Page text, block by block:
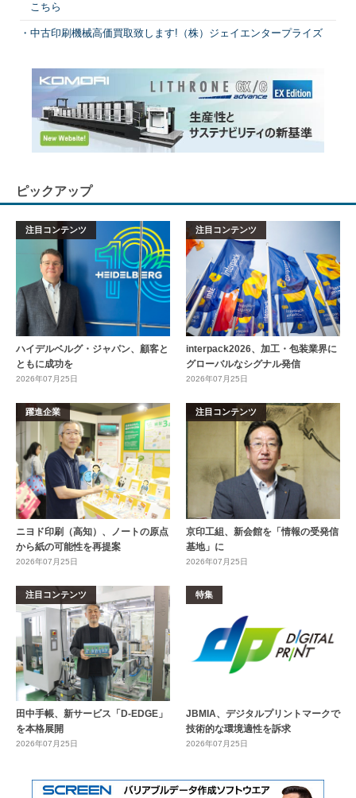
こちら
中古印刷機械高価買取致します!（株）ジェイエンタープライズ
ピックアップ
注目コンテンツ
ハイデルベルグ・ジャパン、顧客と
ともに成功を
2026年07月25日
注目コンテンツ
interpack2026、加工・包装業界に
グローバルなシグナル発信
2026年07月25日
躍進企業
ニヨド印刷（高知）、ノートの原点
から紙の可能性を再提案
2026年07月25日
注目コンテンツ
京印工組、新会館を「情報の受発信
基地」に
2026年07月25日
注目コンテンツ
田中手帳、新サービス「D-EDGE」
を本格展開
2026年07月25日
特集
JBMIA、デジタルプリントマークで
技術的な環境適性を訴求
2026年07月25日